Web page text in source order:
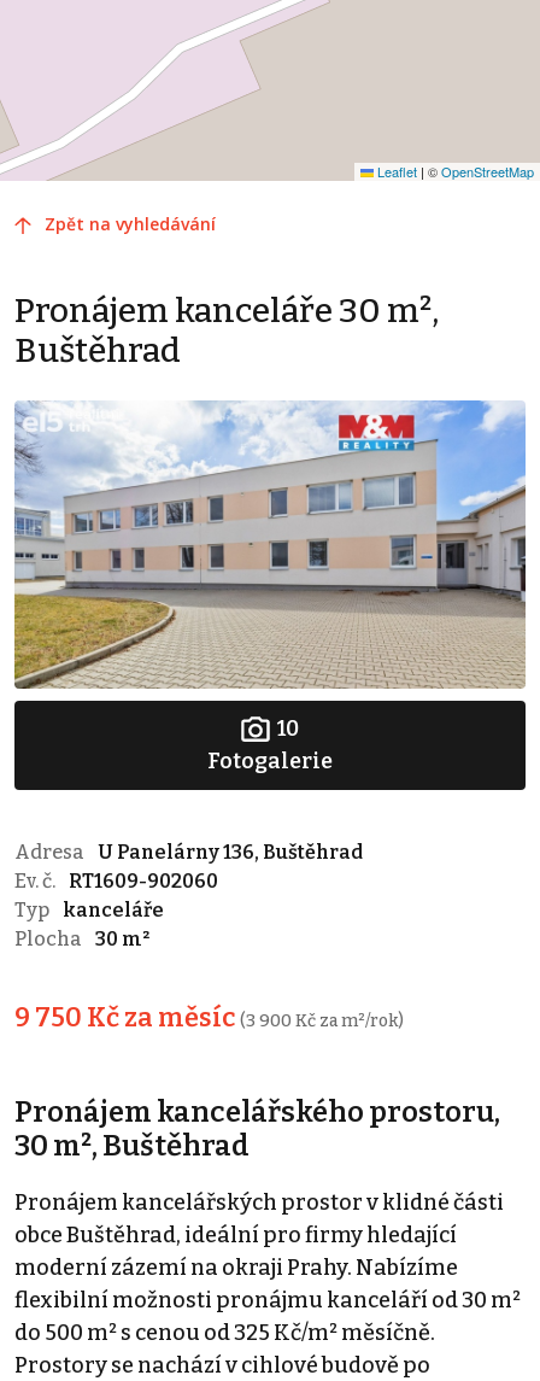
Leaflet | ©OpenStreetMap
Zpět na vyhledávání
Pronájem kanceláře 30 m²,
Buštěhrad
10
Fotogalerie
Adresa
U Panelárny 136, Buštěhrad
Ev. č.
RT1609-902060
Typ
kanceláře
Plocha
30 m²
9 750 Kč za měsíc (3 900 Kč za m²/rok)
Pronájem kancelářského prostoru,
30 m², Buštěhrad
Pronájem kancelářských prostor v klidné části
obce Buštěhrad, ideální pro firmy hledající
moderní zázemí na okraji Prahy. Nabízíme
flexibilní možnosti pronájmu kanceláří od 30 m²
do 500 m² s cenou od 325 Kč/m² měsíčně.
Prostory se nachází v cihlové budově po